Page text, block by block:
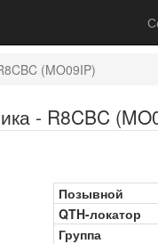
(MO09IP)
- R8CBC
Позывной
QTH-локатор
Группа